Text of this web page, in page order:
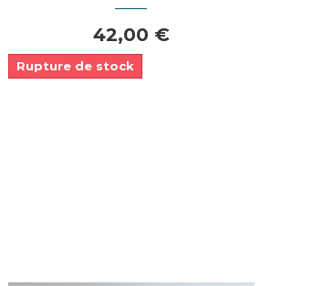
42,00 €
Rupture de stock